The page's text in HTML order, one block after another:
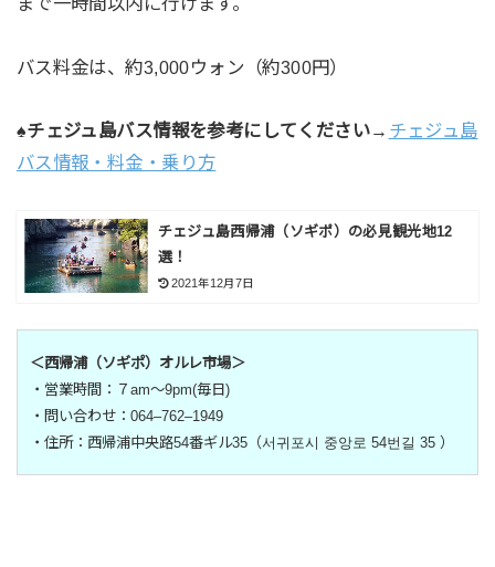
バス料金は、約3,000ウォン（約300円）
♠チェジュ島バス情報を参考にしてください→ チェジュ島
バス情報・料金・乗り方
チェジュ島西帰浦（ソギポ）の必見観光地12
選！
2021年12月7日
＜西帰浦（ソギポ）オルレ市場＞
・営業時間：７am〜9pm(毎日)
・問い合わせ：064–762–1949
・住所：西帰浦中央路54番ギル35（서귀포시 중앙로 54번길 35 ）